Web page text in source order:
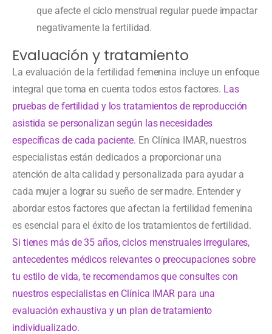
que afecte el ciclo menstrual regular puede impactar
negativamente la fertilidad.
Evaluación y tratamiento
La evaluación de la fertilidad femenina incluye un enfoque
integral que toma en cuenta todos estos factores. Las
pruebas de fertilidad y los tratamientos de reproducción
asistida se personalizan según las necesidades
específicas de cada paciente. En Clínica IMAR, nuestros
especialistas están dedicados a proporcionar una
atención de alta calidad y personalizada para ayudar a
cada mujer a lograr su sueño de ser madre. Entender y
abordar estos factores que afectan la fertilidad femenina
es esencial para el éxito de los tratamientos de fertilidad.
Si tienes más de 35 años, ciclos menstruales irregulares,
antecedentes médicos relevantes o preocupaciones sobre
tu estilo de vida, te recomendamos que consultes con
nuestros especialistas en Clínica IMAR para una
evaluación exhaustiva y un plan de tratamiento
individualizado.